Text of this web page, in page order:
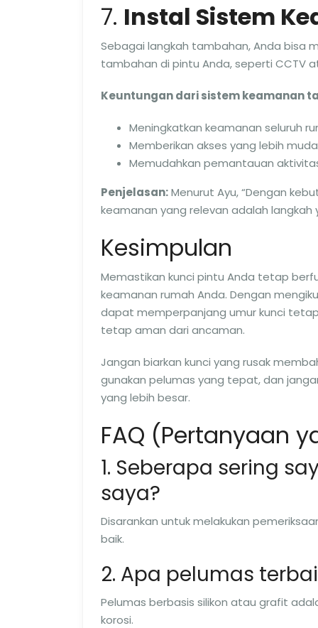
7. Instal Sistem
Sebagai langkah tambahan, Anda bisa
tambahan di pintu Anda, seperti CCTV
Keuntungan dari sistem keamanan
Meningkatkan keamanan seluruh
Memberikan akses yang lebih
Memudahkan pemantauan
Penjelasan:Menurut Ayu, “Dengan
keamanan yang relevan adalah
Kesimpulan
Memastikan kunci pintu Anda tetap
keamanan rumah Anda. Dengan
dapat memperpanjang umur kunci
tetap aman dari ancaman.
Jangan biarkan kunci yang rusak
gunakan pelumas yang tepat, dan
yang lebih besar.
FAQ (Pertanyaan
1. Seberapa sering
saya?
Disarankan untuk melakukan
baik.
2. Apa pelumas
Pelumas berbasis silikon atau grafit
korosi.